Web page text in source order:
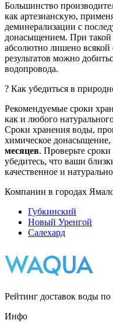
Большинство
как артезианскую,
деминерализации с
донасыщением. При такой
абсолютно лишено
результатов можно
водопровода.
? Как убедиться в
Рекомендуемые сроки
как и любого
Сроки хранения воды,
химическое донасыщение,
месяцев. Проверьте
убедитесь, что ваши
качественное и
Компании в городах
Губкинский
Новый Уренгой
Салехард
Рейтинг доставок воды по
Инфо